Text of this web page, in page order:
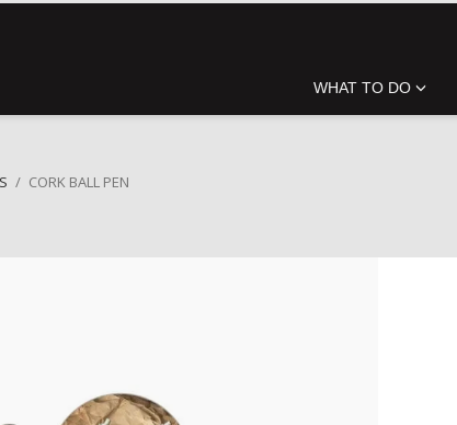
WHAT TO DO
CORK BALL PEN